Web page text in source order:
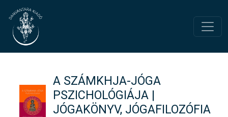
A SZÁMKHJA-JÓGA
PSZICHOLÓGIÁJA |
JÓGAKÖNYV, JÓGAFILOZÓFIA